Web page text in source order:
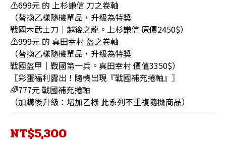
⚠️699元 的 上杉謙信 刀之卷軸
（替換乙樣隨機單品，升級為特獎
戰國木武士刀｜越後之龍。上杉謙信 原價2450$）
⚠️999元 的 真田幸村 盔之卷軸
（替換乙樣隨機單品，升級為特獎
戰國盔甲｜戰國第一兵。真田幸村 價值3350$）
〖彩蛋福利露出！隨機出現『戰國補充捲軸』〗
🌈777元 戰國補充捲軸
（加購後升級：增加乙樣 此系列不重複隨機商品）
NT$5,300